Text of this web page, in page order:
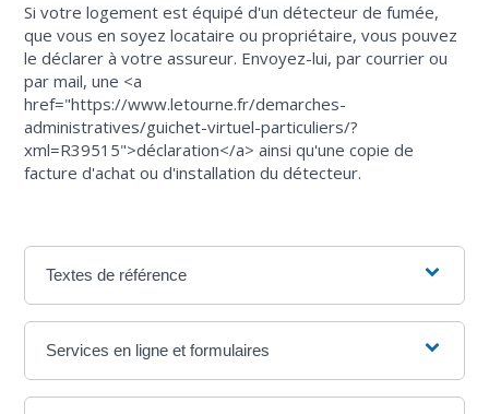
Si votre logement est équipé d'un détecteur de fumée,
que vous en soyez locataire ou propriétaire, vous pouvez
le déclarer à votre assureur. Envoyez-lui, par courrier ou
par mail, une <a
href="https://www.letourne.fr/demarches-
administratives/guichet-virtuel-particuliers/?
xml=R39515">déclaration</a> ainsi qu'une copie de
facture d'achat ou d'installation du détecteur.
Textes de référence
Services en ligne et formulaires